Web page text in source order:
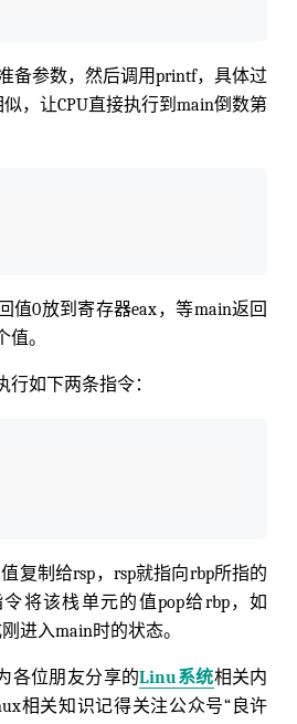
备参数，然后调用printf，具体过
，让CPU直接执行到main倒数第
值0放到寄存器eax，等main返回
。
行如下两条指令：
复制给rsp，rsp就指向rbp所指的
将该栈单元的值pop给rbp，如
进入main时的状态。
各位朋友分享的Linu系统相关内
相关知识记得关注公众号“良许